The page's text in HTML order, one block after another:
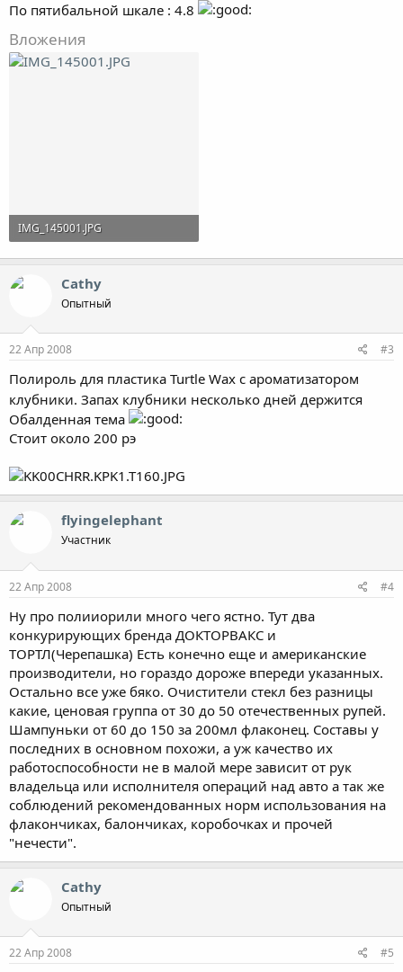
По пятибальной шкале : 4.8
Вложения
IMG_145001.JPG
39.8 KB · Просмотры: 3,999
Cathy
Опытный
22 Апр 2008 #3
Полироль для пластика Turtle Wax с ароматизатором
клубники. Запах клубники несколько дней держится
Обалденная тема
Стоит около 200 рэ
flyingelephant
Участник
22 Апр 2008 #4
Ну про полииорили много чего ястно. Тут два
конкурирующих бренда ДОКТОРВАКС и
ТОРТЛ(Черепашка) Есть конечно еще и американские
производители, но гораздо дороже впереди указанных.
Остально все уже бяко. Очистители стекл без разницы
какие, ценовая группа от 30 до 50 отечественных рупей.
Шампуньки от 60 до 150 за 200мл флаконец. Составы у
последних в основном похожи, а уж качество их
работоспособности не в малой мере зависит от рук
владельца или исполнителя операций над авто а так же
соблюдений рекомендованных норм использования на
флакончиках, балончиках, коробочках и прочей
"нечести".
Cathy
Опытный
22 Апр 2008 #5